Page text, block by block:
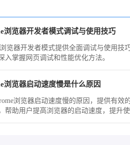
浏览器开发者模式调试与使用技巧
览器开发者模式提供全面调试与使用技巧
入掌握网页调试和性能优化方法。
浏览器启动速度慢是什么原因
浏览器启动速度慢的原因，提供有效
帮助用户提高浏览器的启动速度，提升